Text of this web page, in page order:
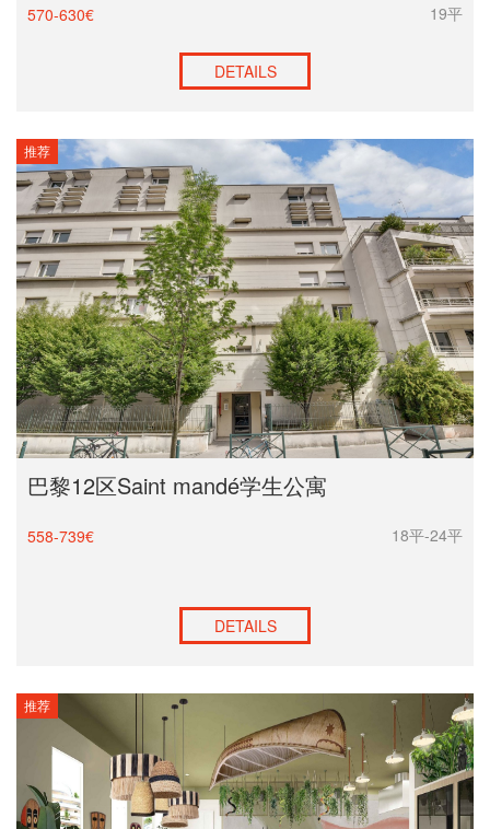
570-630€ 19平
DETAILS
推荐
巴黎12区Saint mandé学生公寓
558-739€ 18平-24平
DETAILS
推荐